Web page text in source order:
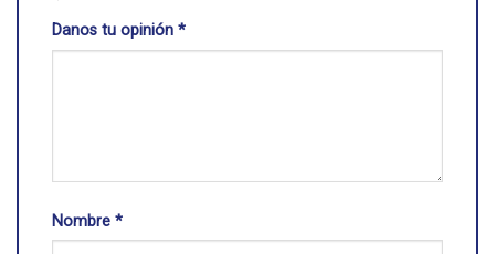
Danos tu opinión *
Nombre *